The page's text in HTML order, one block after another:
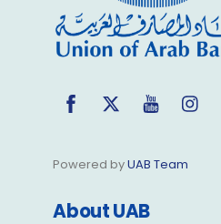
FacebookTwitter YouTube
Powered byUAB Team
About UAB